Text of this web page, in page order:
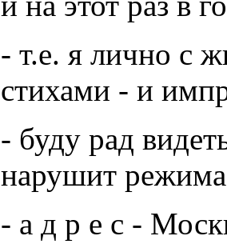
- т.е. я лично с
стихами - и
- буду рад
нарушит
- а д р е с -